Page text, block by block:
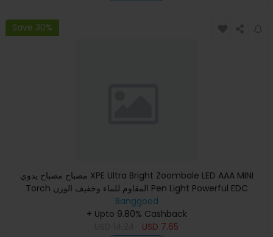
Save 30%
مصباح مصباح يدوي XPE Ultra Bright Zoombale LED AAA MINI
Torch المقاوم للماء وخفيف الوزن Pen Light Powerful EDC
Keychain
Banggood
+ Upto 9.80% Cashback
USD 7.65